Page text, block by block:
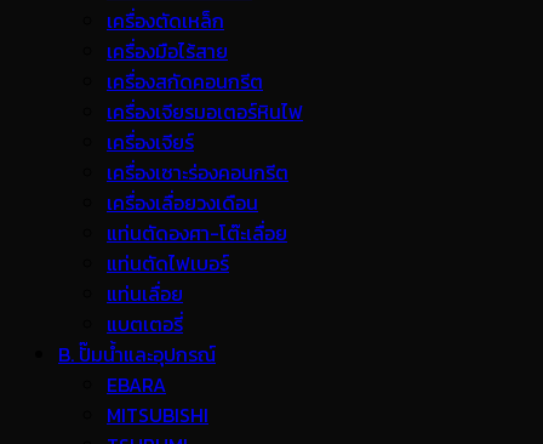
เครื่องตัดเหล็ก
เครื่องมือไร้สาย
เครื่องสกัดคอนกรีต
เครื่องเจียรมอเตอร์หินไฟ
เครื่องเจียร์
เครื่องเซาะร่องคอนกรีต
เครื่องเลื่อยวงเดือน
แท่นตัดองศา-โต๊ะเลื่อย
แท่นตัดไฟเบอร์
แท่นเลื่อย
แบตเตอรี่
B. ปั๊มน้ำและอุปกรณ์
EBARA
MITSUBISHI